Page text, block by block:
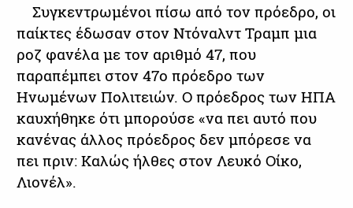
Συγκεντρωμένοι πίσω από τον πρόεδρο, οι
παίκτες έδωσαν στον Ντόναλντ Τραμπ μια
ροζ φανέλα με τον αριθμό 47, που
παραπέμπει στον 47ο πρόεδρο των
Ηνωμένων Πολιτειών. Ο πρόεδρος των ΗΠΑ
καυχήθηκε ότι μπορούσε «να πει αυτό που
κανένας άλλος πρόεδρος δεν μπόρεσε να
πει πριν: Καλώς ήλθες στον Λευκό Οίκο,
Λιονέλ».